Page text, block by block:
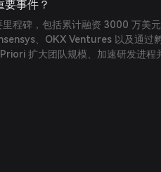
事件？
程碑，包括累计融资 3000 万美
、OKX Ventures 以及通过
扩大团队规模、加速研发进程